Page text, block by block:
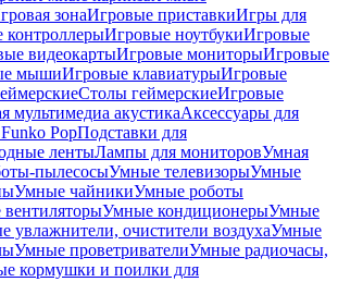
зонаИгровые приставкиИгры для
контроллерыИгровые ноутбукиИгровые
видеокартыИгровые мониторыИгровые
мышиИгровые клавиатурыИгровые
Столы геймерскиеИгровые
мультимедиа акустикаАксессуары для
PopПодставки для
лентыЛампы для мониторовУмная
пылесосыУмные телевизорыУмные
Умные чайникиУмные роботы
Умные кондиционерыУмные
увлажнители, очистители воздухаУмные
Умные проветривателиУмные радиочасы,
кормушки и поилки для